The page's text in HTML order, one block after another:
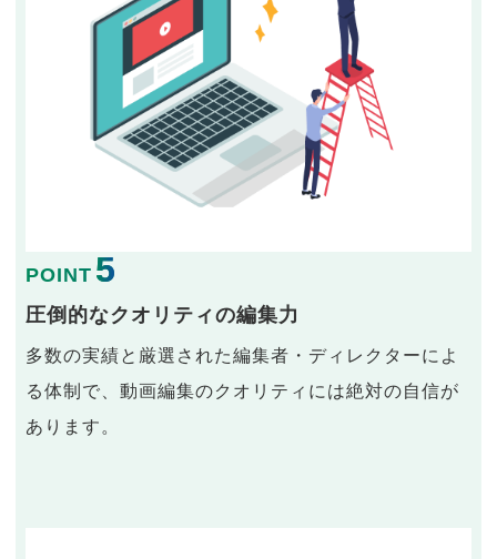
POINT 5
圧倒的なクオリティの編集力
多数の実績と厳選された編集者・ディレクターによ
る体制で、動画編集のクオリティには絶対の自信が
あります。